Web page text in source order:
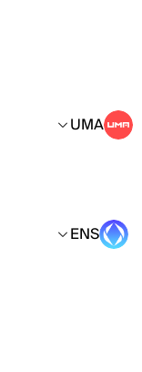
UMA
ENS